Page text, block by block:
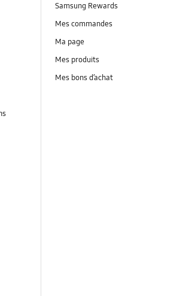
Samsung Rewards
Mes commandes
Ma page
Mes produits
Mes bons d’achat